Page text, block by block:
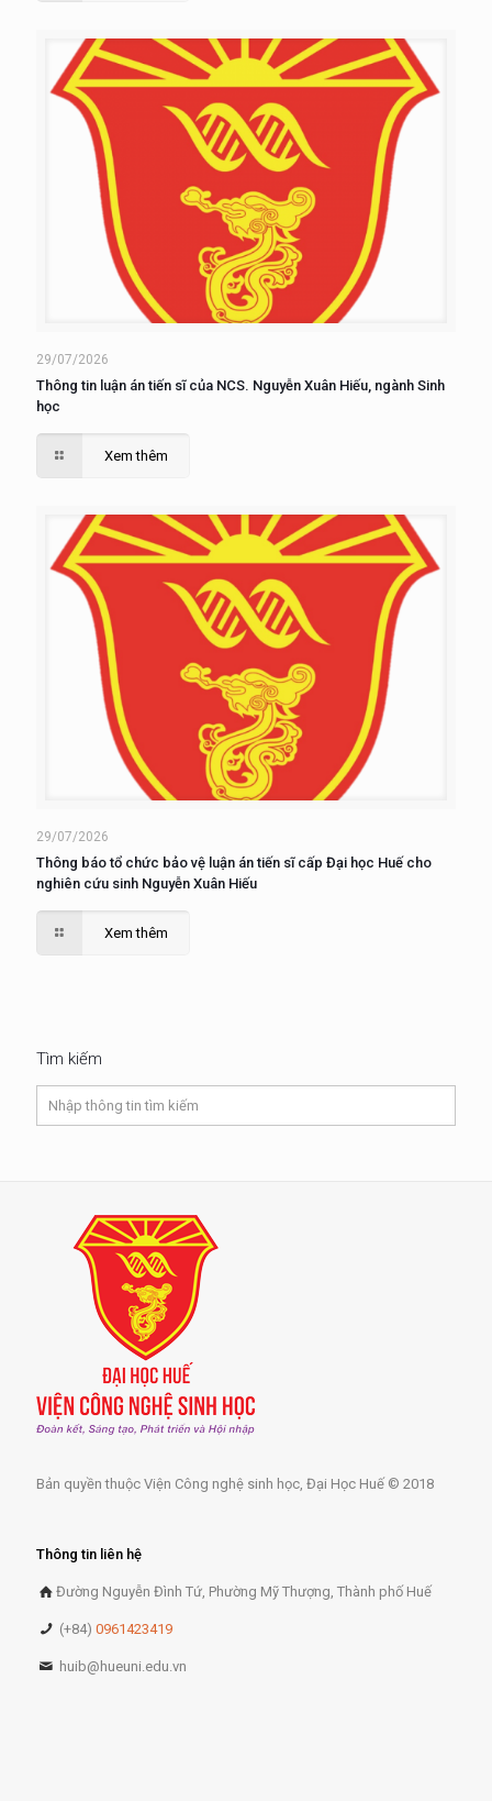
29/07/2026
Thông tin luận án tiến sĩ của NCS. Nguyễn Xuân Hiếu, ngành Sinh
học
Xem thêm
29/07/2026
Thông báo tổ chức bảo vệ luận án tiến sĩ cấp Đại học Huế cho
nghiên cứu sinh Nguyễn Xuân Hiếu
Xem thêm
Tìm kiếm
Bản quyền thuộc Viện Công nghệ sinh học, Đại Học Huế © 2018
Thông tin liên hệ
Đường Nguyễn Đình Tứ, Phường Mỹ Thượng, Thành phố Huế
(+84)0961423419
huib@hueuni.edu.vn